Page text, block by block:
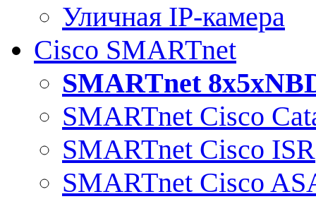
Уличная IP-камера
Cisco SMARTnet
SMARTnet
SMARTnet Cisco
SMARTnet Cisco ISR
SMARTnet Cisco